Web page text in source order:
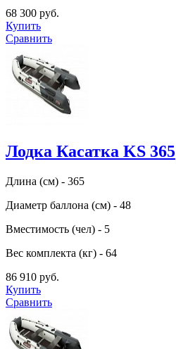
68 300 руб.
Купить
Сравнить
Лодка Касатка KS 365
Длина (см) - 365
Диаметр баллона (см) - 48
Вместимость (чел) - 5
Вес комплекта (кг) - 64
86 910 руб.
Купить
Сравнить